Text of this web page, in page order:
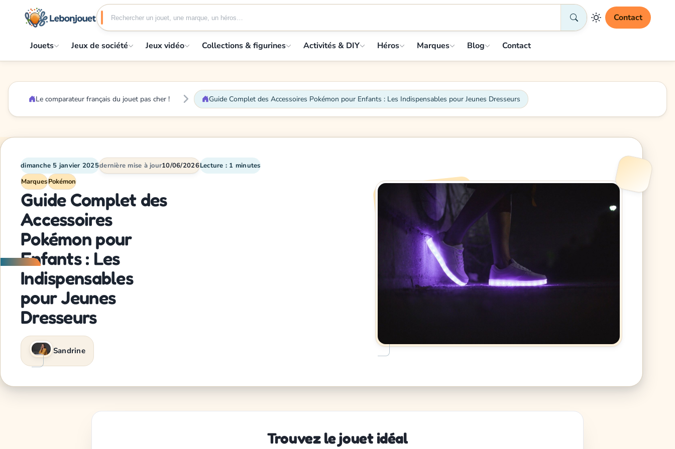
Contact
Jouets Jeux de société Jeux vidéo Collections & figurines Activités & DIY Héros Marques Blog Contact
Le comparateur français du jouet pas cher ! Guide Complet des Accessoires Pokémon pour Enfants : Les Indispensables pour Jeunes Dresseurs
dimanche 5 janvier 2025dernière mise à jour10/06/2026Lecture : 1 minutes
MarquesPokémon
Guide Complet des
Accessoires
Pokémon pour
Enfants : Les
Indispensables
pour Jeunes
Dresseurs
Sandrine
Trouvez le jouet idéal